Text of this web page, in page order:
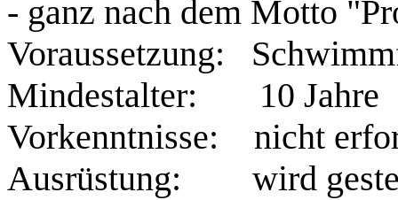
- ganz nach dem Motto
Voraussetzung:
Mindestalter: 10 Jahre
Vorkenntnisse: nicht
Ausrüstung: wird